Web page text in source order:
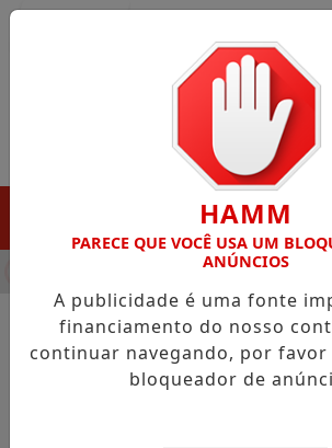
EM PORTO GRANDE COM
NOTÍCIAS/PEDRA BRANCA DO
Governo do Amapá
HAMM
PARECE QUE VOCÊ USA UM
ANÚNCIOS
A publicidade é uma fonte
financiamento do nosso
continuar navegando, por favor
bloqueador de